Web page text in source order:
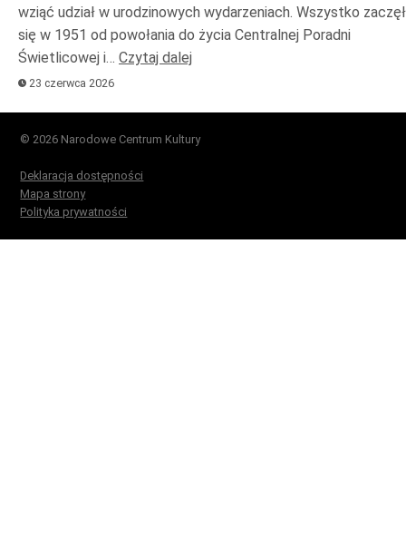
wziąć udział w urodzinowych wydarzeniach. Wszystko
się w 1951 od powołania do życia Centralnej Poradni
Świetlicowej i… Czytaj dalej
23 czerwca 2026
© 2026 Narodowe Centrum Kultury
Deklaracja dostępności
Mapa strony
Polityka prywatności